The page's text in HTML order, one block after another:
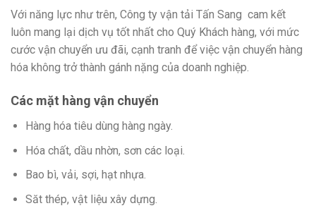
Với năng lực như trên, Công ty vận tải Tấn Sang cam kết
luôn mang lại dịch vụ tốt nhất cho Quý Khách hàng, với mức
cước vận chuyển ưu đãi, cạnh tranh để việc vận chuyển hàng
hóa không trở thành gánh nặng của doanh nghiệp.
Các mặt hàng vận chuyển
Hàng hóa tiêu dùng hàng ngày.
Hóa chất, dầu nhờn, sơn các loại.
Bao bì, vải, sợi, hạt nhựa.
Săt thép, vật liệu xây dựng.